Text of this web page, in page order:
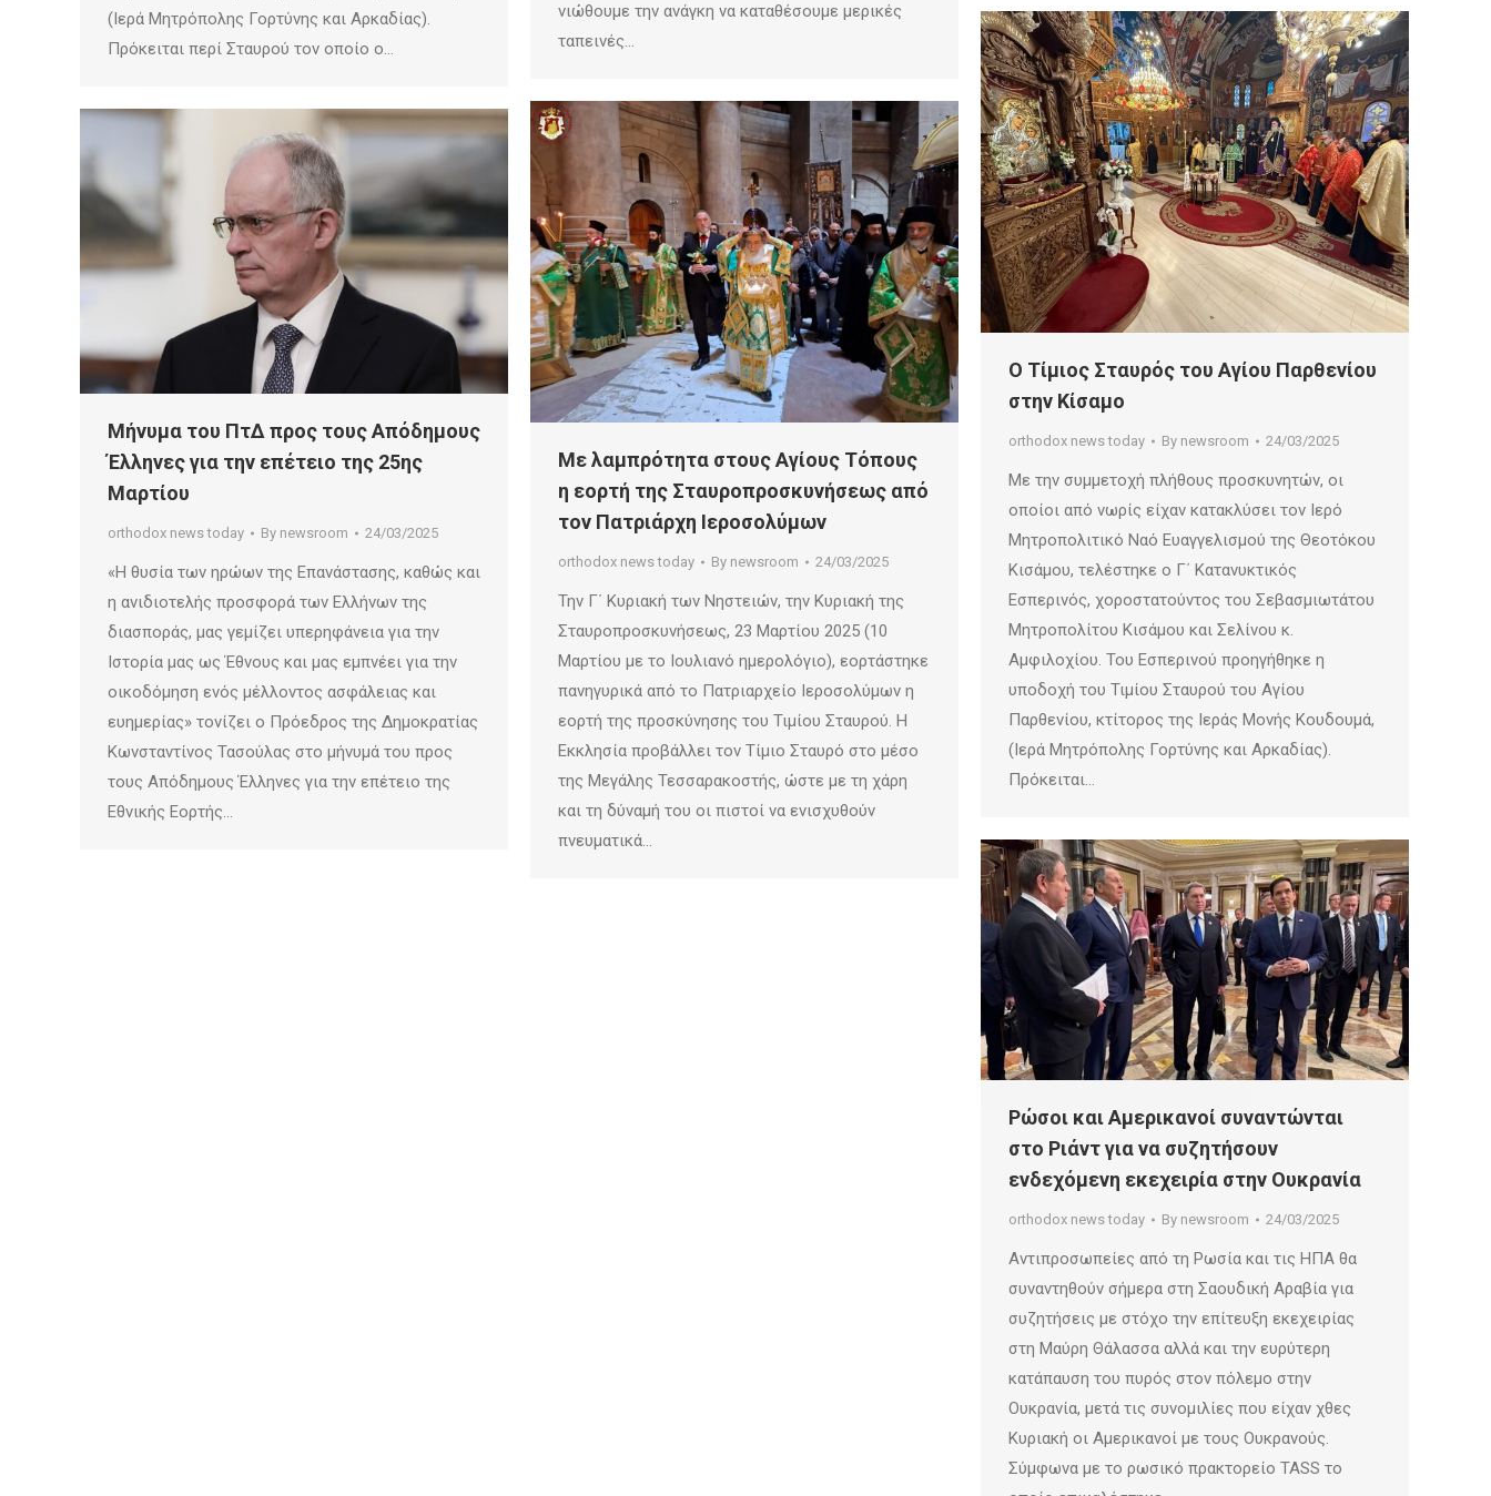
(Ιερά Μητρόπολης Γορτύνης και Αρκαδίας).
Πρόκειται περί Σταυρού τον οποίο ο…
νιώθουμε την ανάγκη να καταθέσουμε μερικές
ταπεινές…
Ο Τίμιος Σταυρός του Αγίου Παρθενίου
στην Κίσαμο
orthodox news today By newsroom 24/03/2025
Με την συμμετοχή πλήθους προσκυνητών, οι
οποίοι από νωρίς είχαν κατακλύσει τον Ιερό
Μητροπολιτικό Ναό Ευαγγελισμού της Θεοτόκου
Κισάμου, τελέστηκε ο Γ΄ Κατανυκτικός
Εσπερινός, χοροστατούντος του Σεβασμιωτάτου
Μητροπολίτου Κισάμου και Σελίνου κ.
Αμφιλοχίου. Του Εσπερινού προηγήθηκε η
υποδοχή του Τιμίου Σταυρού του Αγίου
Παρθενίου, κτίτορος της Ιεράς Μονής Κουδουμά,
(Ιερά Μητρόπολης Γορτύνης και Αρκαδίας).
Πρόκειται…
Mε λαμπρότητα στους Αγίους Τόπους
η εορτή της Σταυροπροσκυνήσεως από
τον Πατριάρχη Ιεροσολύμων
orthodox news today By newsroom 24/03/2025
Την Γ΄ Κυριακή των Νηστειών, την Κυριακή της
Σταυροπροσκυνήσεως, 23 Μαρτίου 2025 (10
Μαρτίου με το Ιουλιανό ημερολόγιο), εορτάστηκε
πανηγυρικά από το Πατριαρχείο Ιεροσολύμων η
εορτή της προσκύνησης του Τιμίου Σταυρού. Η
Εκκλησία προβάλλει τον Τίμιο Σταυρό στο μέσο
της Μεγάλης Τεσσαρακοστής, ώστε με τη χάρη
και τη δύναμή του οι πιστοί να ενισχυθούν
πνευματικά…
Μήνυμα του ΠτΔ προς τους Απόδημους
Έλληνες για την επέτειο της 25ης
Μαρτίου
orthodox news today By newsroom 24/03/2025
«Η θυσία των ηρώων της Επανάστασης, καθώς και
η ανιδιοτελής προσφορά των Ελλήνων της
διασποράς, μας γεμίζει υπερηφάνεια για την
Ιστορία μας ως Έθνους και μας εμπνέει για την
οικοδόμηση ενός μέλλοντος ασφάλειας και
ευημερίας» τονίζει ο Πρόεδρος της Δημοκρατίας
Κωνσταντίνος Τασούλας στο μήνυμά του προς
τους Απόδημους Έλληνες για την επέτειο της
Εθνικής Εορτής…
Ρώσοι και Αμερικανοί συναντώνται
στο Ριάντ για να συζητήσουν
ενδεχόμενη εκεχειρία στην Ουκρανία
orthodox news today By newsroom 24/03/2025
Αντιπροσωπείες από τη Ρωσία και τις ΗΠΑ θα
συναντηθούν σήμερα στη Σαουδική Αραβία για
συζητήσεις με στόχο την επίτευξη εκεχειρίας
στη Μαύρη Θάλασσα αλλά και την ευρύτερη
κατάπαυση του πυρός στον πόλεμο στην
Ουκρανία, μετά τις συνομιλίες που είχαν χθες
Κυριακή οι Αμερικανοί με τους Ουκρανούς.
Σύμφωνα με το ρωσικό πρακτορείο TASS το